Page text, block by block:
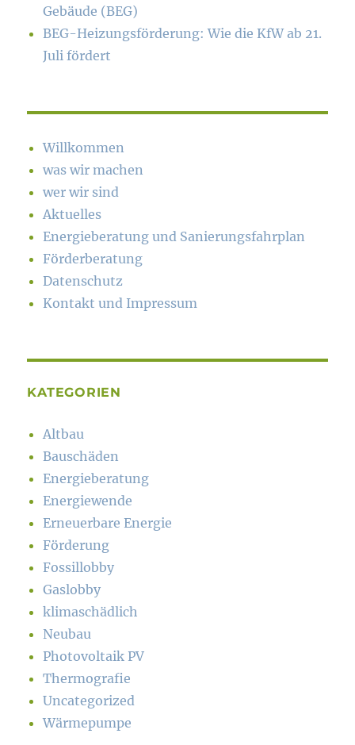
Gebäude (BEG)
BEG-Heizungsförderung: Wie die KfW ab 21.
Juli fördert
Willkommen
was wir machen
wer wir sind
Aktuelles
Energieberatung und Sanierungsfahrplan
Förderberatung
Datenschutz
Kontakt und Impressum
KATEGORIEN
Altbau
Bauschäden
Energieberatung
Energiewende
Erneuerbare Energie
Förderung
Fossillobby
Gaslobby
klimaschädlich
Neubau
Photovoltaik PV
Thermografie
Uncategorized
Wärmepumpe